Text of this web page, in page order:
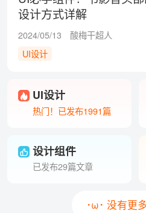
设计方式详解
2024/05/13
酸梅干超人
UI设计
UI设计
热门！已发布1991篇
设计组件
已发布29篇文章
･ω･ 没有更